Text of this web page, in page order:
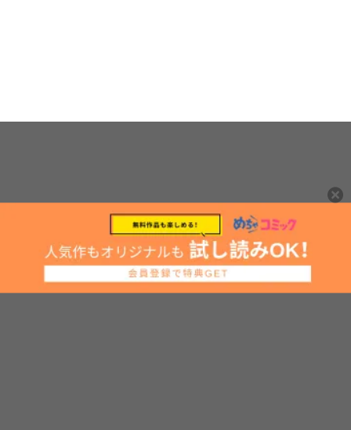
方法①：コミックシーモアの1巻無料試し読みを利用する